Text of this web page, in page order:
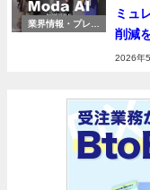
業界情報・プレス
ミュ
削減
2026年